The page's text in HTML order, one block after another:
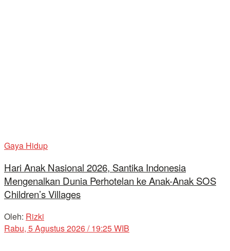
Gaya Hidup
Hari Anak Nasional 2026, Santika Indonesia
Mengenalkan Dunia Perhotelan ke Anak-Anak SOS
Children’s Villages
Oleh: Rizki
Rabu, 5 Agustus 2026 / 19:25 WIB